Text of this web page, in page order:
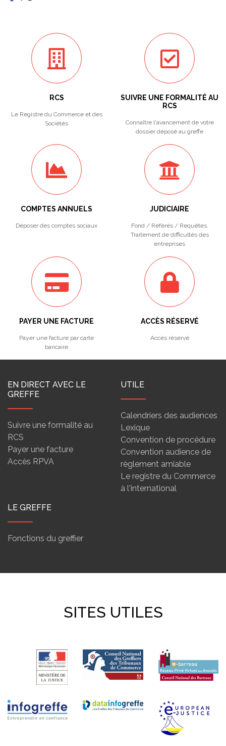
RCS
Le Registre du Commerce et des
Sociétés
SUIVRE UNE FORMALITÉ AU
RCS
Connaître l'avancement de votre
dossier déposé au greffe
COMPTES ANNUELS
Déposer des comptes sociaux
JUDICIAIRE
Fond / Référés / Requêtes.
Traitement de difficultés des
entreprises
PAYER UNE FACTURE
Payer une facture par carte
bancaire
ACCÈS RÉSERVÉ
Accès réservé
EN DIRECT AVEC LE
GREFFE
Suivre une formalité au
RCS
Payer une facture
Accès RPVA
UTILE
Calendriers des audiences
Lexique
Convention de procédure
Convention audience de
règlement amiable
Le registre du Commerce
à l'international
LE GREFFE
Fonctions du greffier
SITES UTILES